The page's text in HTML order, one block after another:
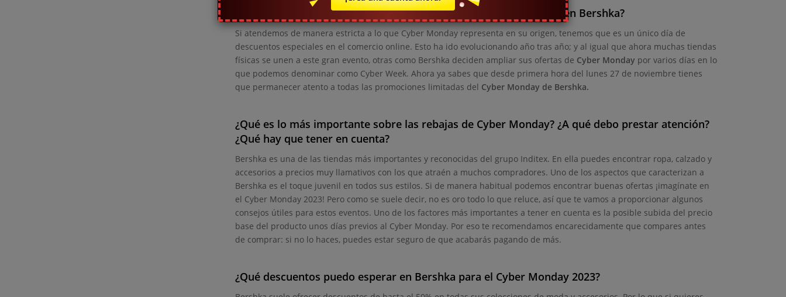
¿Cuándo empiezan y finalizan las promociones de Cyber Monday en Bershka?
Si atendemos de manera estricta a lo que Cyber Monday representa en su origen, tenemos que es un único día de
descuentos especiales en el comercio online. Esto ha ido evolucionando año tras año; y al igual que ahora muchas tiendas
físicas se unen a este gran evento, otras como Bershka deciden ampliar sus ofertas de Cyber Monday por varios días en lo
que podemos denominar como Cyber Week. Ahora ya sabes que desde primera hora del lunes 27 de noviembre tienes
que permanecer atento a todas las promociones limitadas del Cyber Monday de Bershka.
¿Qué es lo más importante sobre las rebajas de Cyber Monday? ¿A qué debo prestar atención?
¿Qué hay que tener en cuenta?
Bershka es una de las tiendas más importantes y reconocidas del grupo Inditex. En ella puedes encontrar ropa, calzado y
accesorios a precios muy llamativos con los que atraén a muchos compradores. Uno de los aspectos que caracterizan a
Bershka es el toque juvenil en todos sus estilos. Si de manera habitual podemos encontrar buenas ofertas ¡imagínate en
el Cyber Monday 2023! Pero como se suele decir, no es oro todo lo que reluce, así que te vamos a proporcionar algunos
consejos útiles para estos eventos. Uno de los factores más importantes a tener en cuenta es la posible subida del precio
base del producto unos días previos al Cyber Monday. Por eso te recomendamos encarecidamente que compares antes
de comprar: si no lo haces, puedes estar seguro de que acabarás pagando de más.
¿Qué descuentos puedo esperar en Bershka para el Cyber Monday 2023?